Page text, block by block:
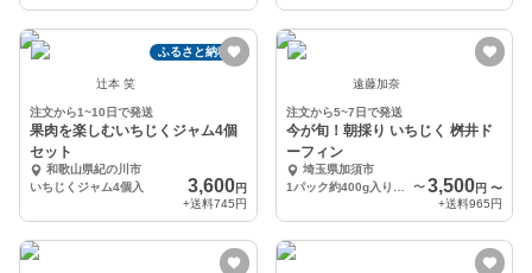
ふるさと納税可
辻本 笑
注文から1~10日で発送
果肉を楽しむいちじくジャム4個
セット
和歌山県紀の川市
いちじくジャム4個入
3,600円
+送料745円
遠藤加奈
注文から5~7日で発送
今が旬！朝採り いちじく 桝井ド
ーフィン
埼玉県加須市
〜3,500円 〜
+送料965円